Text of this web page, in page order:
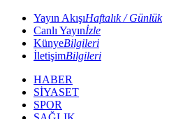
Yayın AkışıHaftalık / Günlük
Canlı Yayınİzle
KünyeBilgileri
İletişimBilgileri
HABER
SİYASET
SPOR